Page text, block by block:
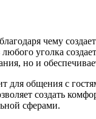
чему
уголка
но и
для общения с
создать
сферами.